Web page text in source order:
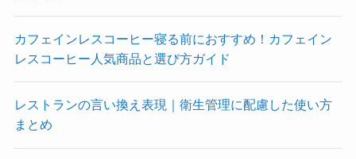
カフェインレスコーヒー寝る前におすすめ！カフェイン
レスコーヒー人気商品と選び方ガイド
レストランの言い換え表現｜衛生管理に配慮した使い方
まとめ